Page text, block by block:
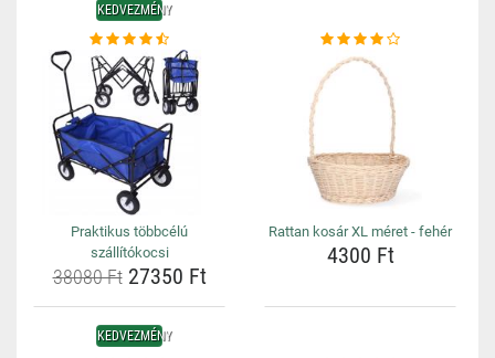
KEDVEZMÉNY
Praktikus többcélú
szállítókocsi
38080 Ft27350 Ft
Rattan kosár XL méret - fehér
4300 Ft
KEDVEZMÉNY